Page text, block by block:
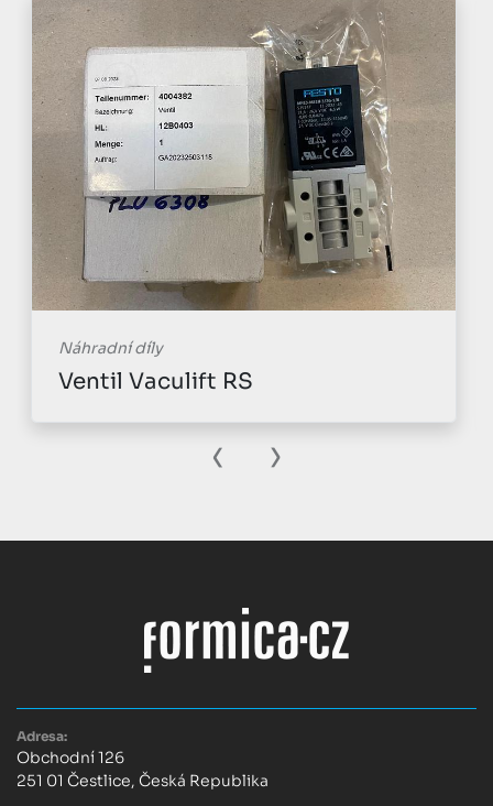
Náhradní díly
Ventil Vaculift RS
‹ ›
Adresa:
Obchodní 126
251 01 Čestlice, Česká Republika